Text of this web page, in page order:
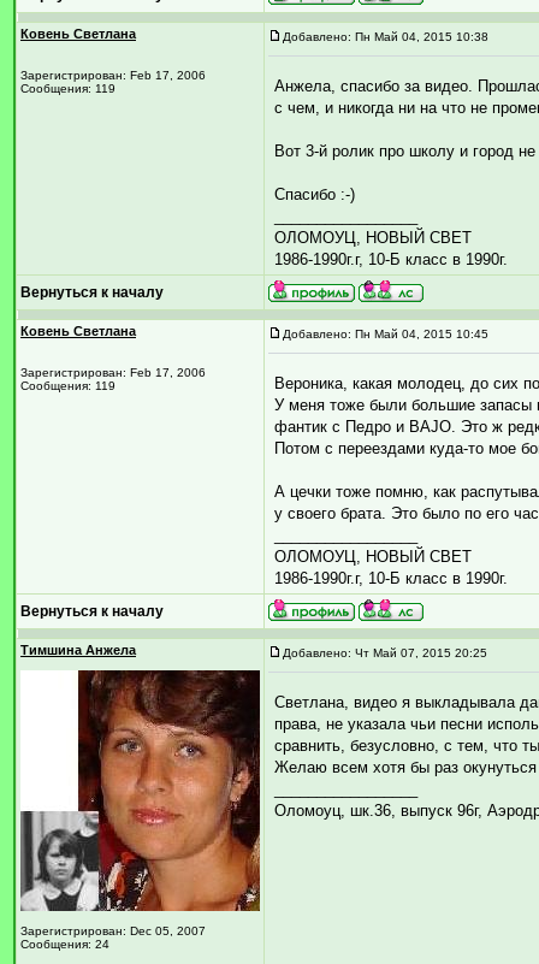
Ковень Светлана
Зарегистрирован: Feb 17, 2006
Сообщения: 119
Добавлено: Пн Май 04, 2015 10:38
Анжела, спасибо за видео.
с чем, и никогда ни на что не
Вот 3-й ролик про школу и город
Спасибо :-)
ОЛОМОУЦ, НОВЫЙ СВЕТ
1986-1990г.г, 10-Б класс в 1990г.
Вернуться к началу
Ковень Светлана
Зарегистрирован: Feb 17, 2006
Сообщения: 119
Добавлено: Пн Май 04, 2015 10:45
Вероника, какая молодец, до сих
У меня тоже были большие запасы
фантик с Педро и BАJO. Это ж
Потом с переездами куда-то мое
А цечки тоже помню, как
у своего брата. Это было по его
ОЛОМОУЦ, НОВЫЙ СВЕТ
1986-1990г.г, 10-Б класс в 1990г.
Вернуться к началу
Тимшина Анжела
Зарегистрирован: Dec 05, 2007
Сообщения: 24
Добавлено: Чт Май 07, 2015 20:25
Светлана, видео я выкладывала
права, не указала чьи песни
сравнить, безусловно, с тем, что
Желаю всем хотя бы раз
Оломоуц, шк.36, выпуск 96г,